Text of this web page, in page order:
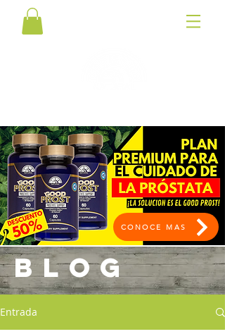
CONOCE MAS
BLOG
Entrada